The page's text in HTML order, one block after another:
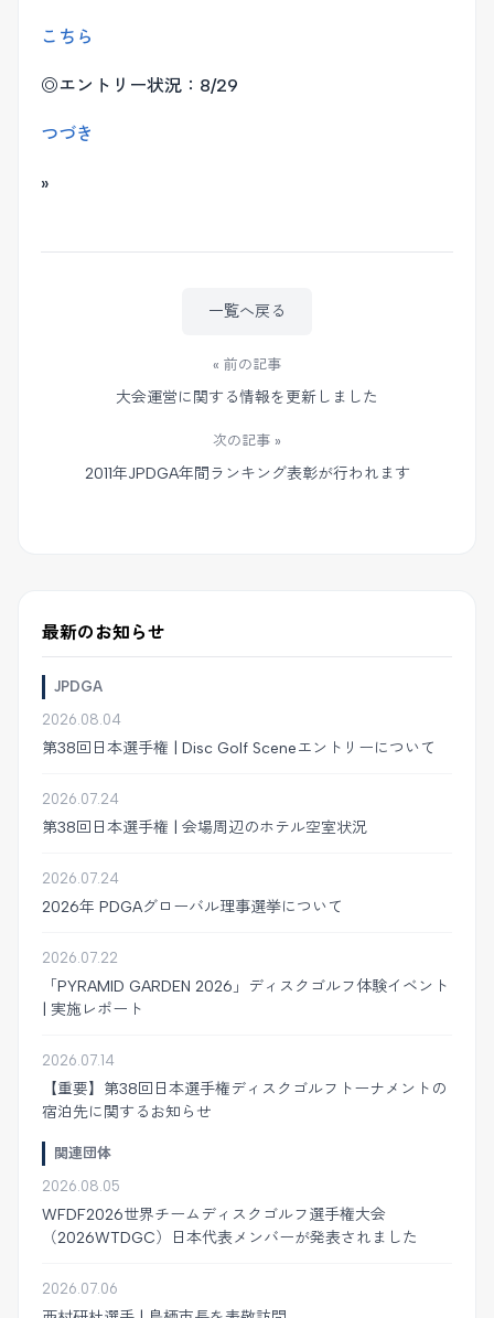
こちら
◎エントリー状況：8/29
つづき
»
« 前の記事
大会運営に関する情報を更新しました
一覧へ戻る
次の記事 »
2011年JPDGA年間ランキング表彰が行われます
最新のお知らせ
JPDGA
2026.08.04
第38回日本選手権 | Disc Golf Sceneエントリーについて
2026.07.24
第38回日本選手権 | 会場周辺のホテル空室状況
2026.07.24
2026年 PDGAグローバル理事選挙について
2026.07.22
「PYRAMID GARDEN 2026」ディスクゴルフ体験イベント
| 実施レポート
2026.07.14
【重要】第38回日本選手権ディスクゴルフトーナメントの
宿泊先に関するお知らせ
関連団体
2026.08.05
WFDF2026世界チームディスクゴルフ選手権大会
（2026WTDGC）日本代表メンバーが発表されました
2026.07.06